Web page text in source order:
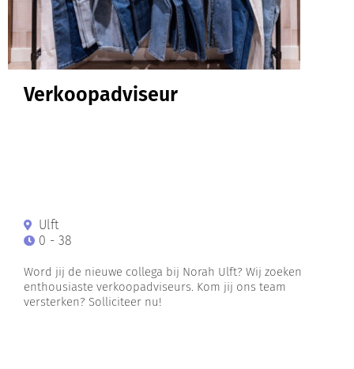
Verkoopadviseur
Ulft
0 - 38
Word jij de nieuwe collega bij Norah Ulft? Wij zoeken
enthousiaste verkoopadviseurs. Kom jij ons team
versterken? Solliciteer nu!